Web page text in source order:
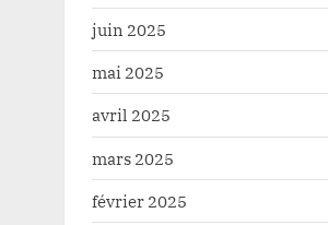
juin 2025
mai 2025
avril 2025
mars 2025
février 2025